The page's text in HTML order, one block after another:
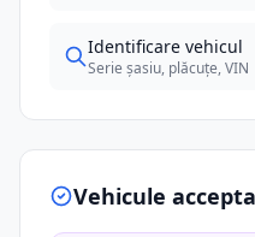
Identificare vehicul
Serie șasiu, plăcuțe, VIN
Vehicule